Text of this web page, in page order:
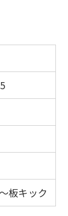
板キック